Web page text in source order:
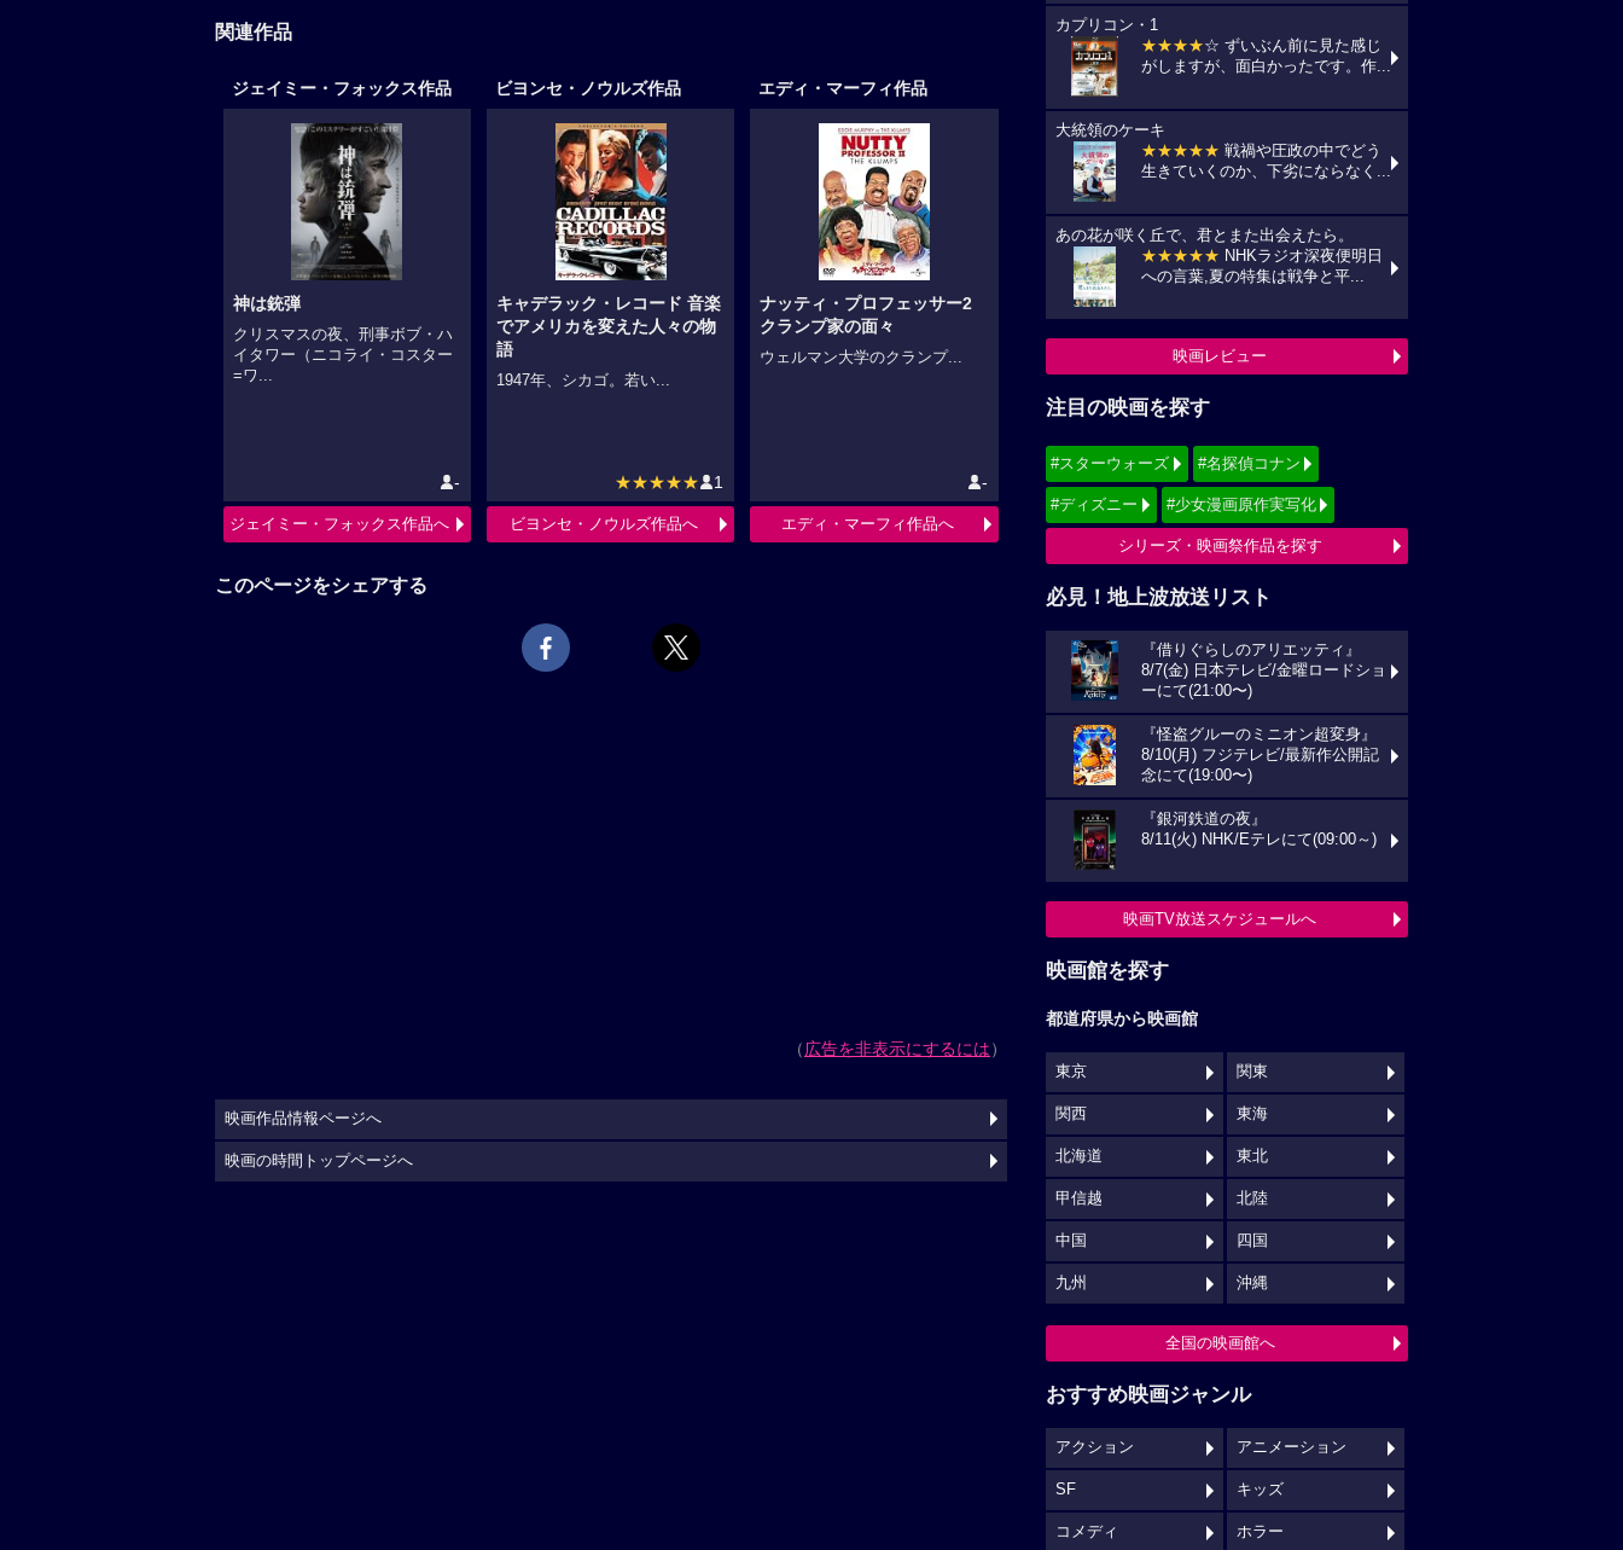
関連作品
ジェイミー・フォックス作品
神は銃弾
クリスマスの夜、刑事ボブ・ハ
イタワー（ニコライ・コスター
=ワ...
-
ジェイミー・フォックス作品へ
ビヨンセ・ノウルズ作品
キャデラック・レコード 音楽
でアメリカを変えた人々の物
語
1947年、シカゴ。若い...
★★★★★ 1
ビヨンセ・ノウルズ作品へ
エディ・マーフィ作品
ナッティ・プロフェッサー2
クランプ家の面々
ウェルマン大学のクランプ...
-
エディ・マーフィ作品へ
このページをシェアする
（広告を非表示にするには）
カプリコン・1
★★★★☆ ずいぶん前に見た感じ
がしますが、面白かったです。作...
大統領のケーキ
★★★★★ 戦禍や圧政の中でどう
生きていくのか、下劣にならなく...
あの花が咲く丘で、君とまた出会えたら。
★★★★★ NHKラジオ深夜便明日
への言葉,夏の特集は戦争と平...
映画レビュー
注目の映画を探す
#スターウォーズ #名探偵コナン
#ディズニー #少女漫画原作実写化
シリーズ・映画祭作品を探す
必見！地上波放送リスト
『借りぐらしのアリエッティ』
8/7(金) 日本テレビ/金曜ロードショ
ーにて(21:00〜)
『怪盗グルーのミニオン超変身』
8/10(月) フジテレビ/最新作公開記
念にて(19:00〜)
『銀河鉄道の夜』
8/11(火) NHK/Eテレにて(09:00～)
映画TV放送スケジュールへ
映画館を探す
都道府県から映画館
東京 関東
関西 東海
北海道 東北
甲信越 北陸
中国 四国
九州 沖縄
全国の映画館へ
おすすめ映画ジャンル
アクション アニメーション
SF キッズ
コメディ ホラー
映画作品情報ページへ
映画の時間トップページへ